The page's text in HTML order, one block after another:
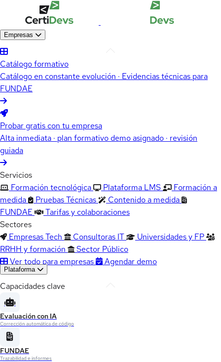
Empresas
Catálogo formativo
Catálogo en constante evolución · Evidencias técnicas para
FUNDAE
Probar gratis con tu empresa
Alta inmediata · plan formativo demo asignado · revisión
guiada
Servicios
Formación tecnológica
Plataforma LMS
Formación a
medida
Pruebas Técnicas
Contenido a medida
FUNDAE
Tarifas y colaboraciones
Sectores
Empresas Tech
Consultoras IT
Universidades y FP
RRHH y formación
Sector Público
Ver todo para empresas
Agendar demo
Plataforma
Capacidades clave
Evaluación con IA
Corrección automática de código
FUNDAE
Trazabilidad e informes